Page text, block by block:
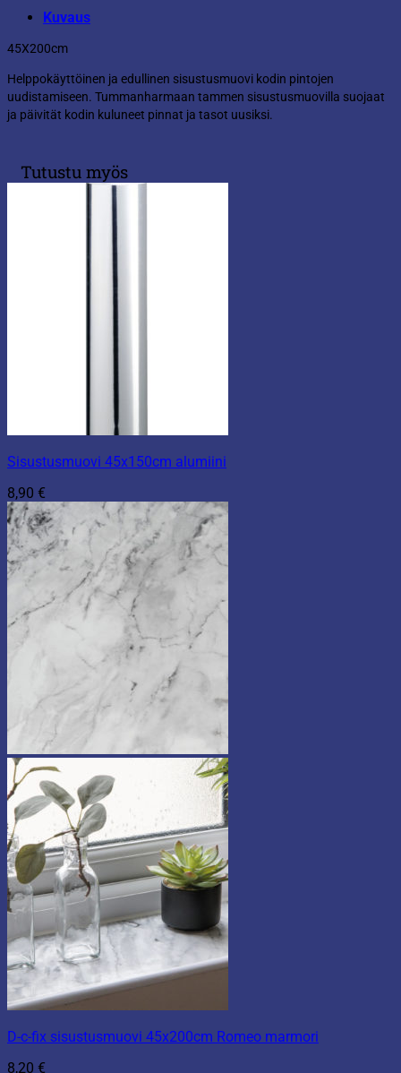
Kuvaus
45X200cm
Helppokäyttöinen ja edullinen sisustusmuovi kodin pintojen
uudistamiseen. Tummanharmaan tammen sisustusmuovilla suojaat
ja päivität kodin kuluneet pinnat ja tasot uusiksi.
Tutustu myös
Sisustusmuovi 45x150cm alumiini
8,90 €
D-c-fix sisustusmuovi 45x200cm Romeo marmori
8,20 €